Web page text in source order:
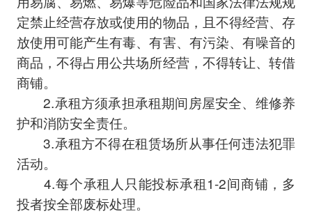
定禁止经营存放或使用的物品，且不得经营、存
放使用可能产生有毒、有害、有污染、有噪音的
商品，不得占用公共场所经营，不得转让、转借
商铺。
2.承租方须承担承租期间房屋安全、维修养
护和消防安全责任。
3.承租方不得在租赁场所从事任何违法犯罪
活动。
4.每个承租人只能投标承租1-2间商铺，多
投者按全部废标处理。